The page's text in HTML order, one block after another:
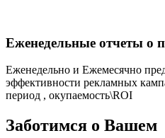
Еженедельные отчеты о
Еженедельно и Ежемесячно
эффективности рекламных
период , окупаемость\ROI
Заботимся о Вашем